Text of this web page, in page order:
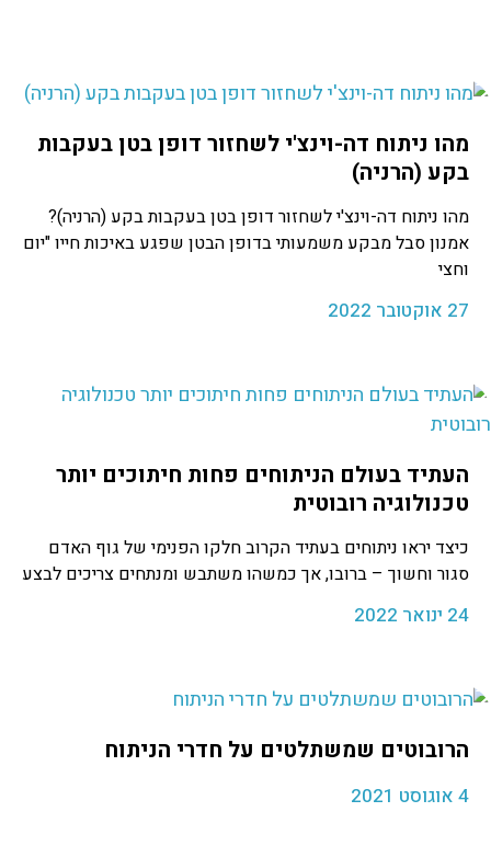
מהו ניתוח דה-וינצ'י לשחזור דופן בטן בעקבות
בקע (הרניה)
מהו ניתוח דה-וינצ'י לשחזור דופן בטן בעקבות בקע (הרניה)?
אמנון סבל מבקע משמעותי בדופן הבטן שפגע באיכות חייו "יום
וחצי
27 אוקטובר 2022
העתיד בעולם הניתוחים פחות חיתוכים יותר
טכנולוגיה רובוטית
כיצד יראו ניתוחים בעתיד הקרוב חלקו הפנימי של גוף האדם
סגור וחשוך – ברובו, אך כמשהו משתבש ומנתחים צריכים לבצע
24 ינואר 2022
הרובוטים שמשתלטים על חדרי הניתוח
4 אוגוסט 2021